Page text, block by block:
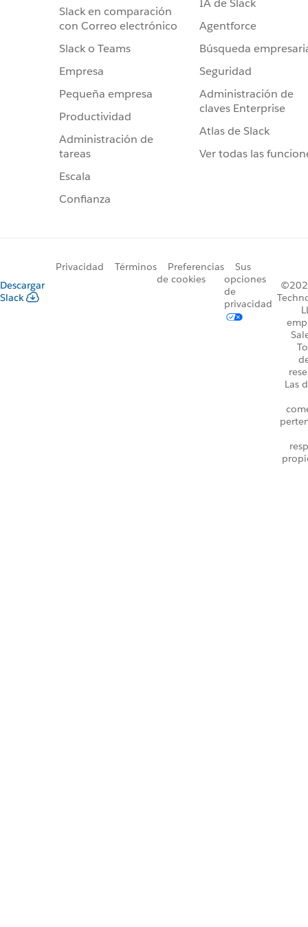
Slack en comparación
con Correo electrónico
Slack o Teams
Empresa
Pequeña empresa
Productividad
Administración de
tareas
Escala
Confianza
IA de Slack
Agentforce
Búsqueda
Seguridad
Administración de
claves Enterprise
Atlas de Slack
Ver todas las
Descargar
Slack
Privacidad Términos
Preferencias
de cookies
Sus
opciones
de
privacidad
Las